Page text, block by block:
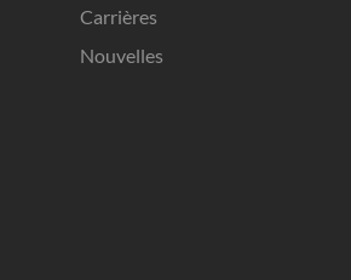
Carrières
Nouvelles